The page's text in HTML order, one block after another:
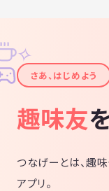
✦
✧
さあ、はじめよう
趣味友
つなげーとは、趣
アプリ。